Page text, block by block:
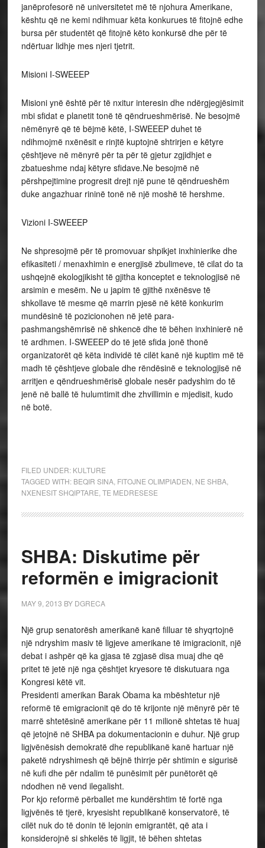
janëprofesorë në universitetet më të njohura Amerikane,
kështu që ne kemi ndihmuar këta konkurues të fitojnë edhe
bursa për studentët që fitojnë këto konkursë dhe për të
ndërtuar lidhje mes njeri tjetrit.
Misioni I-SWEEEP
Misioni ynë është për të nxitur interesin dhe ndërgjegjësimit
mbi sfidat e planetit tonë të qëndrueshmërisë. Ne besojmë
nëmënyrë që të bëjmë këtë, I-SWEEEP duhet të
ndihmojmë nxënësit e rinjtë kuptojnë shtrirjen e këtyre
çështjeve në mënyrë për ta për të gjetur zgjidhjet e
zbatueshme ndaj këtyre sfidave.Ne besojmë në
përshpejtimine progresit drejt një pune të qëndrueshëm
duke angazhuar rininë tonë në një moshë të hershme.
Vizioni I-SWEEEP
Ne shpresojmë për të promovuar shpikjet inxhinierike dhe
efikasiteti / menaxhimin e energjisë zbulimeve, të cilat do ta
ushqejnë ekologjikisht të gjitha konceptet e teknologjisë në
arsimin e mesëm. Ne u japim të gjithë nxënësve të
shkollave të mesme që marrin pjesë në këtë konkurim
mundësinë të pozicionohen në jetë para-
pashmangshëmrisë në shkencë dhe të bëhen inxhinierë në
të ardhmen. I-SWEEEP do të jetë sfida jonë thonë
organizatorët që këta individë të cilët kanë një kuptim më të
madh të çështjeve globale dhe rëndësinë e teknologjisë në
arritjen e qëndrueshmërisë globale nesër padyshim do të
jenë në ballë të hulumtimit dhe zhvillimin e mjedisit, kudo
në botë.
FILED UNDER: KULTURE
TAGGED WITH: BEQIR SINA, FITOJNE OLIMPIADEN NE SHBA,
NXENESIT SHQIPTARE TE MEDRESESE
SHBA: Diskutime për
reformën e imigracionit
MAY 9, 2013 BY DGRECA
Një grup senatorësh amerikanë kanë filluar të shyqrtojnë
një ndryshim masiv të ligjeve amerikane të imigracionit, një
debat i ashpër që ka gjasa të zgjasë disa muaj dhe që
pritet të jetë një nga çështjet kryesore të diskutuara nga
Kongresi këtë vit.
Presidenti amerikan Barak Obama ka mbështetur një
reformë të emigracionit që do të krijonte një mënyrë për të
marrë shtetësinë amerikane për 11 milionë shtetas të huaj
që jetojnë në SHBA pa dokumentacionin e duhur. Një grup
ligjvënësish demokratë dhe republikanë kanë hartuar një
paketë ndryshimesh që bëjnë thirrje për shtimin e sigurisë
në kufi dhe për ndalim të punësimit për punëtorët që
ndodhen në vend ilegalisht.
Por kjo reformë përballet me kundërshtim të fortë nga
ligjvënës të tjerë, kryesisht republikanë konservatorë, të
cilët nuk do të donin të lejonin emigrantët, që ata i
konsiderojnë si shkelës të ligjit, të bëhen shtetas